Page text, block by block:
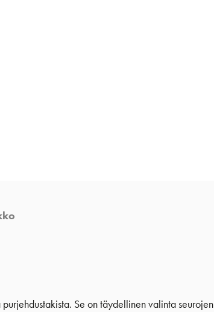
Se on täydellinen valinta seurojen